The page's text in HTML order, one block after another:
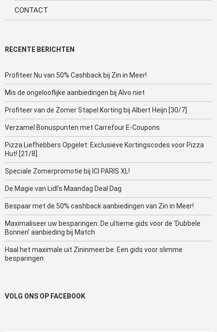
CONTACT
RECENTE BERICHTEN
Profiteer Nu van 50% Cashback bij Zin in Meer!
Mis de ongelooflijke aanbiedingen bij Alvo niet
Profiteer van de Zomer Stapel Korting bij Albert Heijn [30/7]
Verzamel Bonuspunten met Carrefour E-Coupons
Pizza Liefhebbers Opgelet: Exclusieve Kortingscodes voor Pizza
Hut! [21/8]
Speciale Zomerpromotie bij ICI PARIS XL!
De Magie van Lidl’s Maandag Deal Dag
Bespaar met de 50% cashback aanbiedingen van Zin in Meer!
Maximaliseer uw besparingen: De ultieme gids voor de ‘Dubbele
Bonnen’ aanbieding bij Match
Haal het maximale uit Zininmeer.be: Een gids voor slimme
besparingen
VOLG ONS OP FACEBOOK